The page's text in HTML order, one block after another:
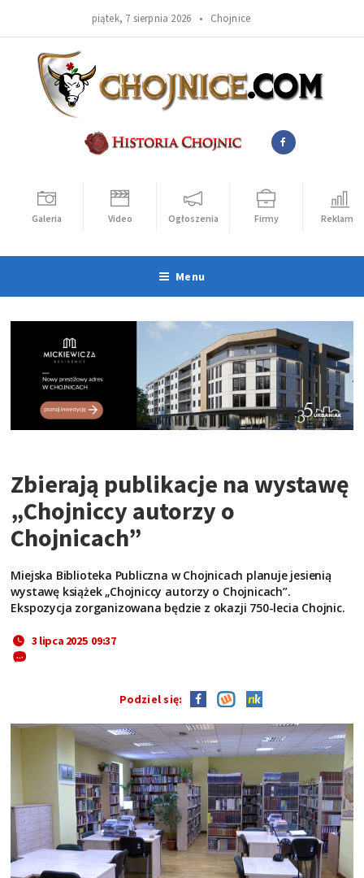
piątek, 7 sierpnia 2026 • Chojnice
Galeria Video Ogłoszenia Firmy Reklama
Menu
Zbierają publikacje na wystawę
„Chojniccy autorzy o
Chojnicach”
Miejska Biblioteka Publiczna w Chojnicach planuje jesienią
wystawę książek „Chojniccy autorzy o Chojnicach”.
Ekspozycja zorganizowana będzie z okazji 750-lecia Chojnic.
3 lipca 2025 09:37
Podziel się: